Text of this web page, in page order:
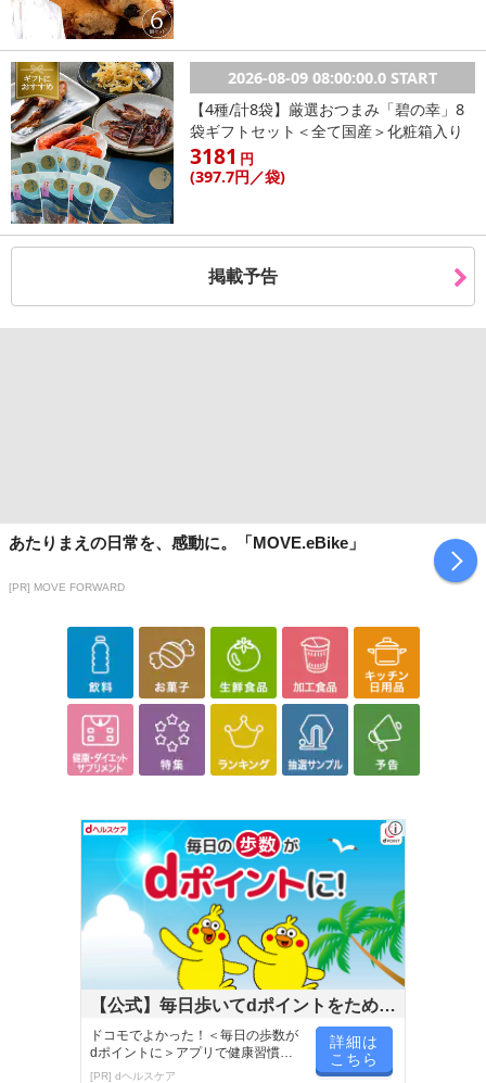
2026-08-09 08:00:00.0 START
【4種/計8袋】厳選おつまみ「碧の幸」8
袋ギフトセット＜全て国産＞化粧箱入り
3181 円
(397.7円 ／袋)
掲載予告
あたりまえの日常を、感動に。「MOVE.eBike」
[PR] MOVE FORWARD
【公式】毎日歩いてdポイントをためよ
う！
ドコモでよかった！＜毎日の歩数が
dポイントに＞アプリで健康習慣が
楽しく続く！
[PR] dヘルスケア
詳細は
こちら